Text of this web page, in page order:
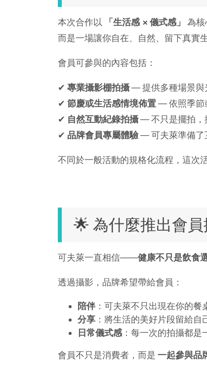
本次合作以 「生活感 × 儀式感」
為
而是一場讓你自在、自然、留下真實
會員可參與的內容包括：
✔ 專業攝影棚拍攝— 提供多種場景與
✔ 節慶或生活感情境佈置— 依照季節
✔ 自然互動紀錄拍攝— 不只是擺拍，
✔ 品牌會員專屬體驗— 可夫萊準備了
不同於一般活動的規格化流程，這次
🌟 為什麼推出會員
可夫萊一直相信——健康不只是飲食
透過攝影，品牌希望帶給會員：
陪伴：可夫萊不只出現在你的餐
分享 ：將生活的美好片段留給自
日常儀式感 ：每一次的拍攝都是
會員不只是消費者，而是 一起參與品